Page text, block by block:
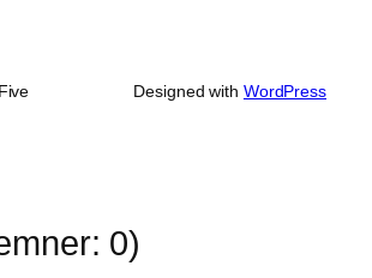
Designed with WordPress
0)